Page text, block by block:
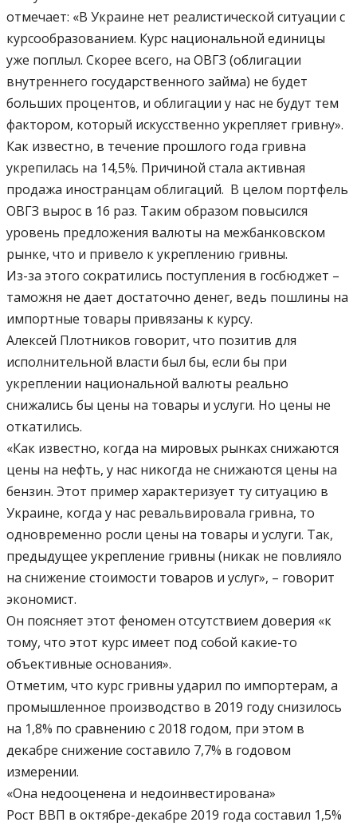
отмечает: «В Украине нет реалистической ситуации с
курсообразованием. Курс национальной единицы
уже поплыл. Скорее всего, на ОВГЗ (облигации
внутреннего государственного займа) не будет
больших процентов, и облигации у нас не будут тем
фактором, который искусственно укрепляет гривну».
Как известно, в течение прошлого года гривна
укрепилась на 14,5%. Причиной стала активная
продажа иностранцам облигаций. В целом портфель
ОВГЗ вырос в 16 раз. Таким образом повысился
уровень предложения валюты на межбанковском
рынке, что и привело к укреплению гривны.
Из-за этого сократились поступления в госбюджет –
таможня не дает достаточно денег, ведь пошлины на
импортные товары привязаны к курсу.
Алексей Плотников говорит, что позитив для
исполнительной власти был бы, если бы при
укреплении национальной валюты реально
снижались бы цены на товары и услуги. Но цены не
откатились.
«Как известно, когда на мировых рынках снижаются
цены на нефть, у нас никогда не снижаются цены на
бензин. Этот пример характеризует ту ситуацию в
Украине, когда у нас ревальвировала гривна, то
одновременно росли цены на товары и услуги. Так,
предыдущее укрепление гривны (никак не повлияло
на снижение стоимости товаров и услуг», – говорит
экономист.
Он поясняет этот феномен отсутствием доверия «к
тому, что этот курс имеет под собой какие-то
объективные основания».
Отметим, что курс гривны ударил по импортерам, а
промышленное производство в 2019 году снизилось
на 1,8% по сравнению с 2018 годом, при этом в
декабре снижение составило 7,7% в годовом
измерении.
«Она недооценена и недоинвестирована»
Рост ВВП в октябре-декабре 2019 года составил 1,5%